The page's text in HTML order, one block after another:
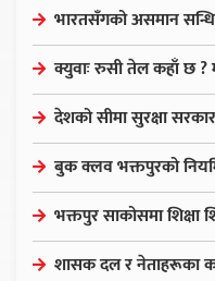
भारतसँगको असमान सन्धि
क्युवाः रुसी तेल कहाँ छ
देशको सीमा सुरक्षा
बुक क्लव भक्तपुरको
भक्तपुर साकोसमा शिक्षा
शासक दल र नेताहरूका